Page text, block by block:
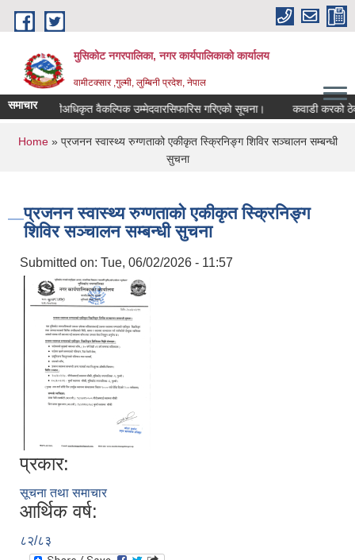
Skip to main content
मुसिकोट नगरपालिका, नगर कार्यपालिकाकाे कार्यालय
वामीटक्सार ,गुल्मी, लुम्बिनी प्रदेश, नेपाल
समाचारनापीअधिकृत वैकल्पिक उम्मेदवारसिफारिस गरिएको सूचना। कवाडी करको ठेक्का
You are here
Home» प्रजनन स्वास्थ्य रुग्णताको एकीकृत स्क्रिनिङ्‍ग शिविर सञ्‍चालन सम्बन्धी
सुचना
प्रजनन स्वास्थ्य रुग्णताको एकीकृत स्क्रिनिङ्‍ग
शिविर सञ्‍चालन सम्बन्धी सुचना
Submitted on: Tue, 06/02/2026 - 11:57
प्रकार:
सूचना तथा समाचार
आर्थिक वर्ष:
८२/८३